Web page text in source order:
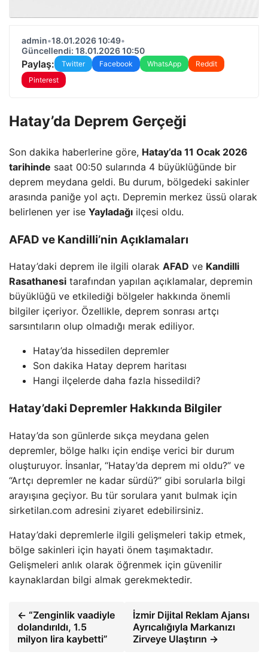
admin•18.01.2026 10:49•
Güncellendi: 18.01.2026 10:50
Paylaş: Twitter Facebook WhatsApp
Reddit
Pinterest
Hatay’da Deprem Gerçeği
Son dakika haberlerine göre, Hatay’da 11 Ocak 2026
tarihinde saat 00:50 sularında 4 büyüklüğünde bir
deprem meydana geldi. Bu durum, bölgedeki sakinler
arasında paniğe yol açtı. Depremin merkez üssü olarak
belirlenen yer ise Yayladağı ilçesi oldu.
AFAD ve Kandilli’nin Açıklamaları
Hatay’daki deprem ile ilgili olarak AFAD ve Kandilli
Rasathanesi tarafından yapılan açıklamalar, depremin
büyüklüğü ve etkilediği bölgeler hakkında önemli
bilgiler içeriyor. Özellikle, deprem sonrası artçı
sarsıntıların olup olmadığı merak ediliyor.
Hatay’da hissedilen depremler
Son dakika Hatay deprem haritası
Hangi ilçelerde daha fazla hissedildi?
Hatay’daki Depremler Hakkında Bilgiler
Hatay’da son günlerde sıkça meydana gelen
depremler, bölge halkı için endişe verici bir durum
oluşturuyor. İnsanlar, “Hatay’da deprem mi oldu?” ve
“Artçı depremler ne kadar sürdü?” gibi sorularla bilgi
arayışına geçiyor. Bu tür sorulara yanıt bulmak için
sirketilan.com adresini ziyaret edebilirsiniz.
Hatay’daki depremlerle ilgili gelişmeleri takip etmek,
bölge sakinleri için hayati önem taşımaktadır.
Gelişmeleri anlık olarak öğrenmek için güvenilir
kaynaklardan bilgi almak gerekmektedir.
← “Zenginlik vaadiyle
dolandırıldı, 1.5
milyon lira kaybetti”
İzmir Dijital Reklam Ajansı
Ayrıcalığıyla Markanızı
Zirveye Ulaştırın →